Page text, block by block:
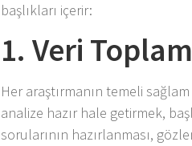
başlıkları içerir:
1. Veri
Her araştırmanın temeli
analize hazır hale getirmek,
sorularının hazırlanması,